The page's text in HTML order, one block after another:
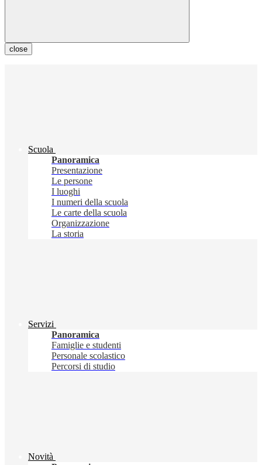
close
Scuola
Panoramica
Presentazione
Le persone
I luoghi
I numeri della scuola
Le carte della scuola
Organizzazione
La storia
Servizi
Panoramica
Famiglie e studenti
Personale scolastico
Percorsi di studio
Novità